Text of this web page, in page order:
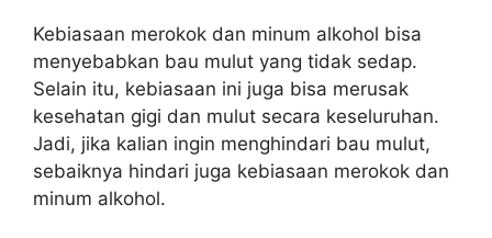
Kebiasaan merokok dan minum alkohol bisa
menyebabkan bau mulut yang tidak sedap.
Selain itu, kebiasaan ini juga bisa merusak
kesehatan gigi dan mulut secara keseluruhan.
Jadi, jika kalian ingin menghindari bau mulut,
sebaiknya hindari juga kebiasaan merokok dan
minum alkohol.